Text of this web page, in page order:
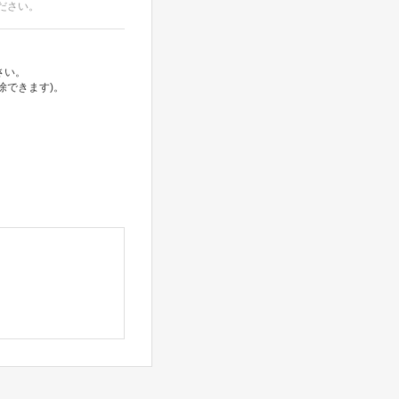
い。
。
きます)。